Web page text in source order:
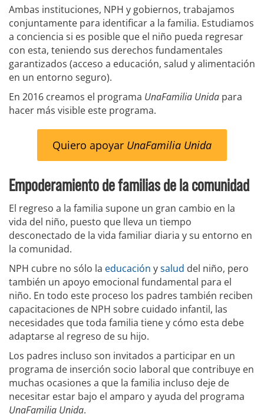
Ambas instituciones, NPH y gobiernos, trabajamos
conjuntamente para identificar a la familia. Estudiamos
a conciencia si es posible que el niño pueda regresar
con esta, teniendo sus derechos fundamentales
garantizados (acceso a educación, salud y alimentación
en un entorno seguro).
En 2016 creamos el programa UnaFamilia Unida para
hacer más visible este programa.
Quiero apoyar UnaFamilia Unida
Empoderamiento de familias de la comunidad
El regreso a la familia supone un gran cambio en la
vida del niño, puesto que lleva un tiempo
desconectado de la vida familiar diaria y su entorno en
la comunidad.
NPH cubre no sólo la educación ysalud del niño, pero
también un apoyo emocional fundamental para el
niño. En todo este proceso los padres también reciben
capacitaciones de NPH sobre cuidado infantil, las
necesidades que toda familia tiene y cómo esta debe
adaptarse al regreso de su hijo.
Los padres incluso son invitados a participar en un
programa de inserción socio laboral que contribuye en
muchas ocasiones a que la familia incluso deje de
necesitar estar bajo el amparo y ayuda del programa
UnaFamilia Unida.